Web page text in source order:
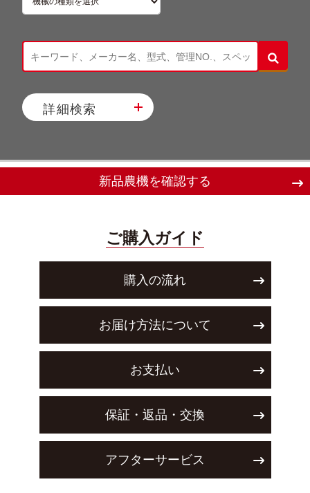
詳細検索
新品農機を確認する
ご購入ガイド
購入の流れ
お届け方法について
お支払い
保証・返品・交換
アフターサービス